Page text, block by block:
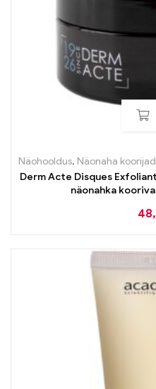
Näohooldus, Näonaha koorijad
Derm Acte Disques
näonahka